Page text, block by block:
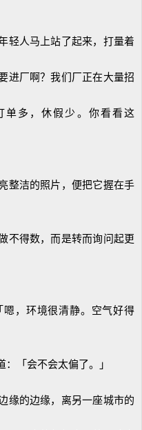
人马上站了起来，打量着
进厂啊？我们厂正在大量招
单多，休假少。你看看这
洁的照片，便把它握在手
得数，而是转而询问起更
，环境很清静。空气好得
「会不会太偏了。」
的边缘，离另一座城市的